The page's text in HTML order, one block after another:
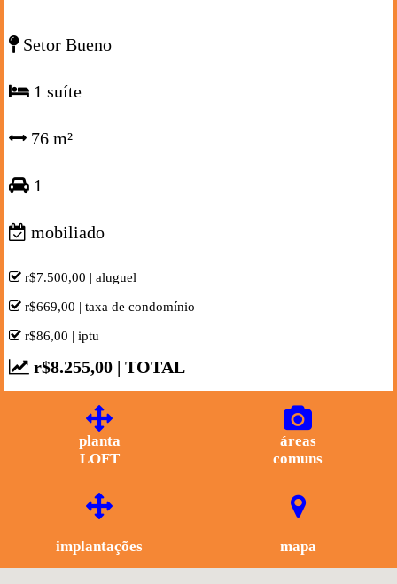
Setor Bueno
1 suíte
76 m²
1
mobiliado
r$7.500,00 | aluguel
r$669,00 | taxa de condomínio
r$86,00 | iptu
r$8.255,00 | TOTAL
planta
LOFT
áreas
comuns
implantações mapa